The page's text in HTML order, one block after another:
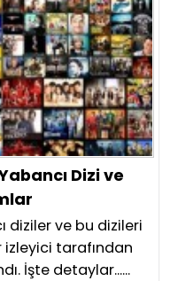
Dizi ve
diziler ve bu dizileri
tarafından
İşte detaylar......